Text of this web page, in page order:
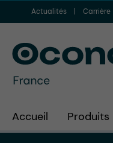
au contenu principal
Aller à la recherche
Aller à la navigation
Actualités Carrière
Accueil Produits